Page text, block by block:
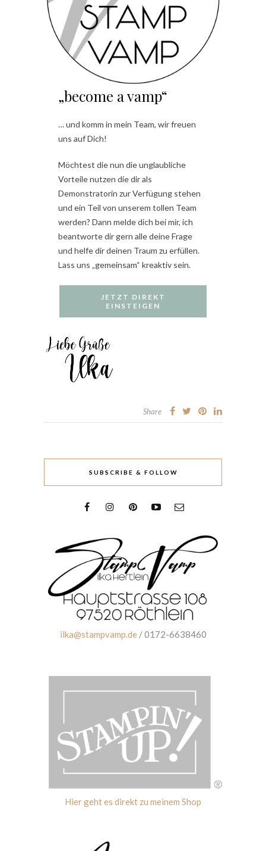
„become a vamp“
… und komm in mein Team, wir freuen
uns auf Dich!
Möchtest die nun die unglaubliche
Vorteile nutzen die dir als
Demonstratorin zur Verfügung stehen
und ein Teil von unserem tollen Team
werden? Dann melde dich bei mir, ich
beantworte dir gern alle deine Frage
und helfe dir deinen Traum zu erfüllen.
Lass uns „gemeinsam“ kreaktiv sein.
JETZT DIREKT
EINSTEIGEN
Share
SUBSCRIBE & FOLLOW
ilka@stampvamp.de/ 0172-6638460
Hier geht es direkt zu meinem Shop